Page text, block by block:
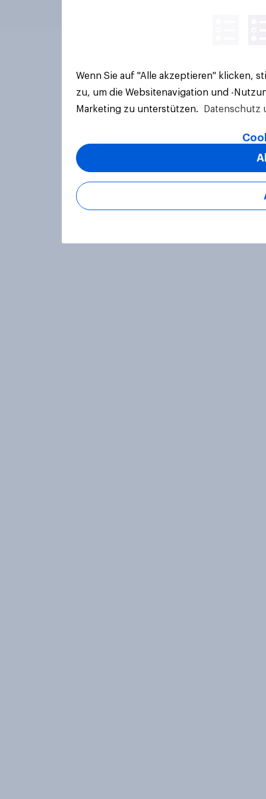
Wenn Sie auf "Alle akzeptieren" klicken,
zu, um die Websitenavigation und -
Marketing zu unterstützen.
Datenschutz